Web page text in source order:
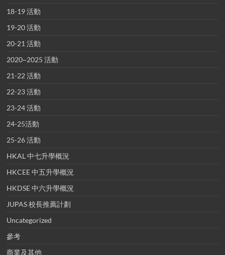
18-19 活動
19-20 活動
20-21 活動
2020~2025 活動
21-22 活動
22-23 活動
23-24 活動
24-25活動
25-26 活動
HKAL 中七升學概況
HKCEE 中五升學概況
HKDSE 中六升學概況
JUPAS 校長推薦計劃
Uncategorized
參考
商業及其他